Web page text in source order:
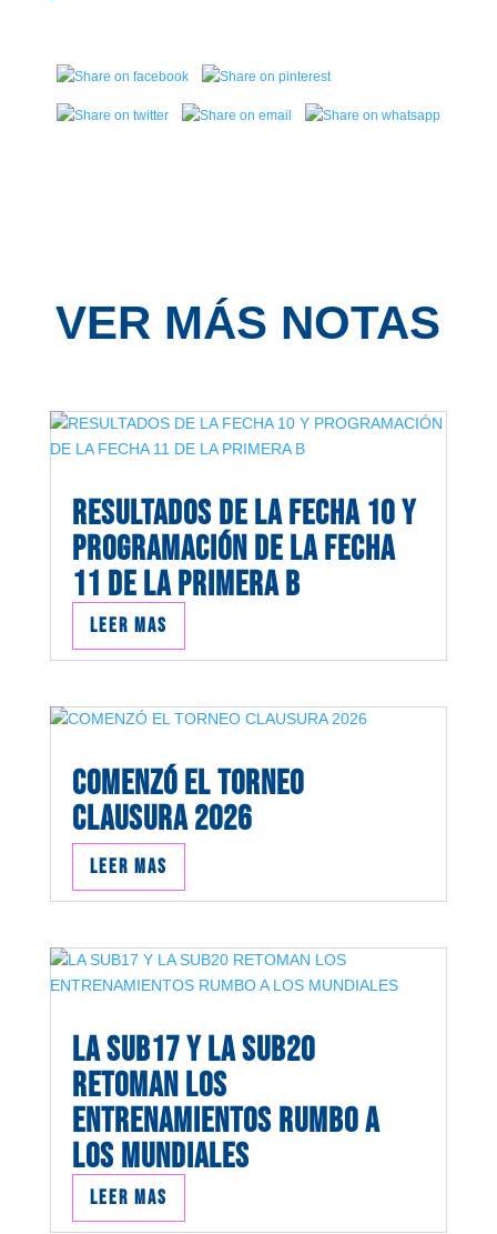
VER MÁS NOTAS
RESULTADOS DE LA FECHA 10 Y
PROGRAMACIÓN DE LA FECHA
11 DE LA PRIMERA B
Leer mas
COMENZÓ EL TORNEO
CLAUSURA 2026
Leer mas
LA SUB17 Y LA SUB20
RETOMAN LOS
ENTRENAMIENTOS RUMBO A
LOS MUNDIALES
Leer mas